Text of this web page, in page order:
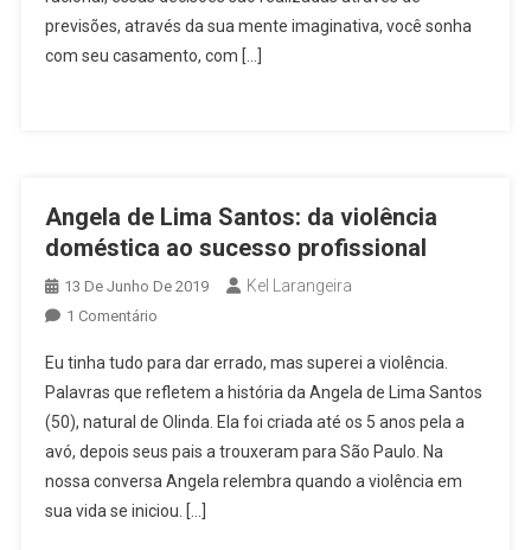
previsões, através da sua mente imaginativa, você sonha
com seu casamento, com […]
Angela de Lima Santos: da violência
doméstica ao sucesso profissional
13 De Junho De 2019 Kel Larangeira
1 ComentárioEm
De
Lima
Santos:
Da
Violência
Doméstica
Eu tinha tudo para dar errado, mas superei a violência.
Palavras que refletem a história da Angela de Lima Santos
(50), natural de Olinda. Ela foi criada até os 5 anos pela a
avó, depois seus pais a trouxeram para São Paulo. Na
nossa conversa Angela relembra quando a violência em
sua vida se iniciou. […]